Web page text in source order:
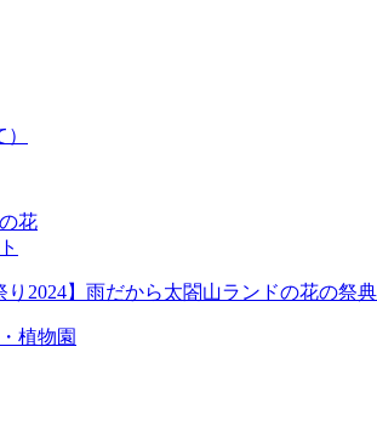
花
り2024】雨だから太閤山ランドの花の祭
植物園